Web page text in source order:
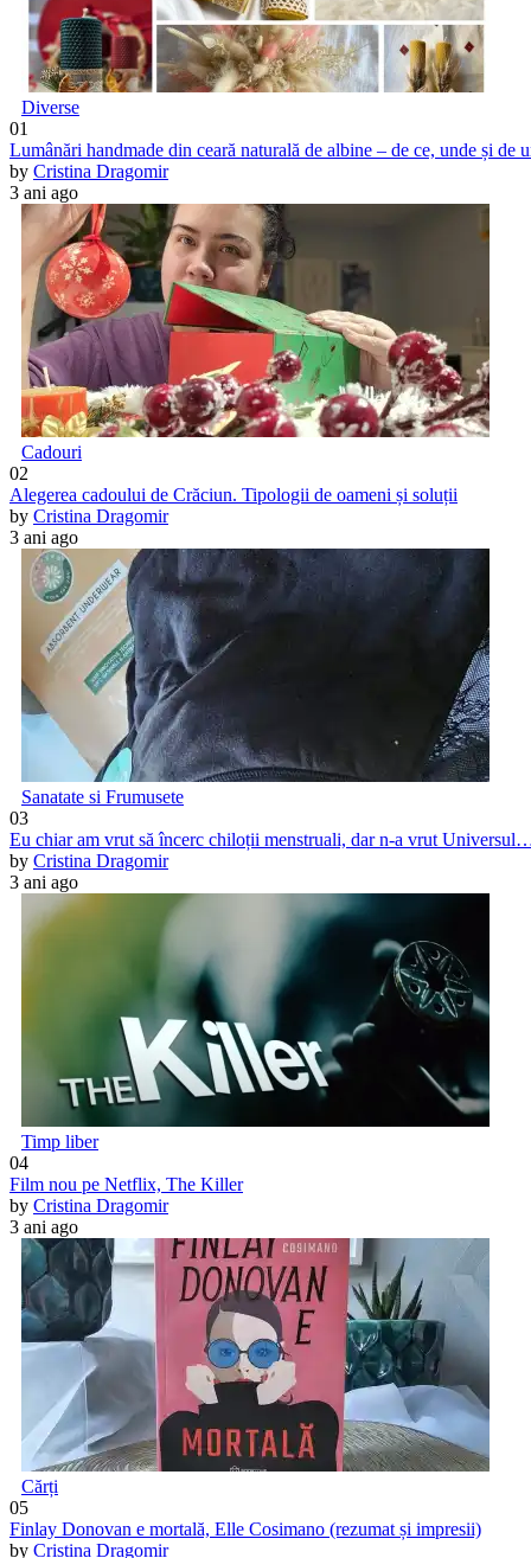
Diverse
01
Lumânări handmade din ceară naturală de albine – de ce, unde și de
by Cristina Dragomir
3 ani ago
Cadouri
02
Alegerea cadoului de Crăciun. Tipologii de oameni și soluții
by Cristina Dragomir
3 ani ago
Sanatate si Frumusete
03
Eu chiar am vrut să încerc chiloții menstruali, dar n-a vrut
by Cristina Dragomir
3 ani ago
Timp liber
04
Film nou pe Netflix, The Killer
by Cristina Dragomir
3 ani ago
Cărți
05
Finlay Donovan e mortală, Elle Cosimano (rezumat și impresii)
by Cristina Dragomir